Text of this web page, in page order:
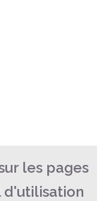
les pages
d'utilisation